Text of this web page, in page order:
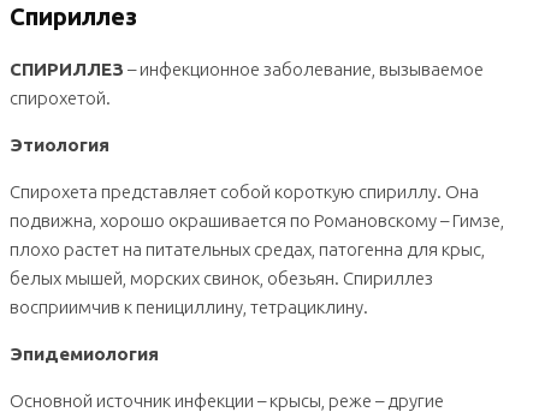
Спириллез
СПИРИЛЛЕЗ – инфекционное заболевание, вызываемое
спирохетой.
Этиология
Спирохета представляет собой короткую спириллу. Она
подвижна, хорошо окрашивается по Романовскому – Гимзе,
плохо растет на питательных средах, патогенна для крыс,
белых мышей, морских свинок, обезьян. Спириллез
восприимчив к пенициллину, тетрациклину.
Эпидемиология
Основной источник инфекции – крысы, реже – другие